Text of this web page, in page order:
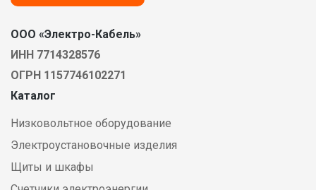
ООО «Электро-Кабель»
ИНН 7714328576
ОГРН 1157746102271
Каталог
Низковольтное оборудование
Электроустановочные изделия
Щиты и шкафы